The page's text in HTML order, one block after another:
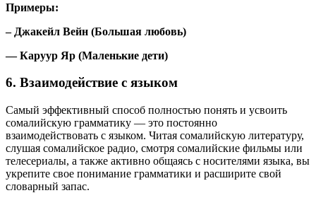
Примеры:
– Джакейл Вейн (Большая любовь)
— Каруур Яр (Маленькие дети)
6. Взаимодействие с языком
Самый эффективный способ полностью понять и усвоить
сомалийскую грамматику — это постоянно
взаимодействовать с языком. Читая сомалийскую литературу,
слушая сомалийское радио, смотря сомалийские фильмы или
телесериалы, а также активно общаясь с носителями языка, вы
укрепите свое понимание грамматики и расширите свой
словарный запас.